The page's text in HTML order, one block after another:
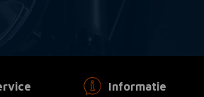
Informatie